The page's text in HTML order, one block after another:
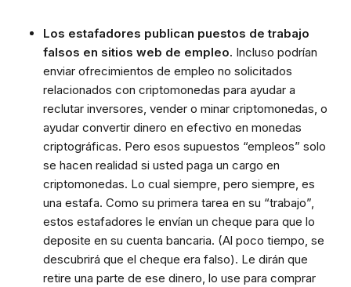
Los estafadores publican puestos de trabajo
falsos en sitios web de empleo. Incluso podrían
enviar ofrecimientos de empleo no solicitados
relacionados con criptomonedas para ayudar a
reclutar inversores, vender o minar criptomonedas, o
ayudar convertir dinero en efectivo en monedas
criptográficas. Pero esos supuestos “empleos” solo
se hacen realidad si usted paga un cargo en
criptomonedas. Lo cual siempre, pero siempre, es
una estafa. Como su primera tarea en su “trabajo”,
estos estafadores le envían un cheque para que lo
deposite en su cuenta bancaria. (Al poco tiempo, se
descubrirá que el cheque era falso). Le dirán que
retire una parte de ese dinero, lo use para comprar